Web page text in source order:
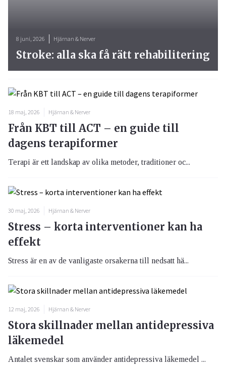
8 juni, 2026 Hjärnan & Nerver
Stroke: alla ska få rätt rehabilitering
18 maj, 2026 Hjärnan & Nerver
Från KBT till ACT – en guide till
dagens terapiformer
Terapi är ett landskap av olika metoder, traditioner oc...
30 maj, 2026 Hjärnan & Nerver
Stress – korta interventioner kan ha
effekt
Stress är en av de vanligaste orsakerna till nedsatt hä...
12 maj, 2026 Hjärnan & Nerver
Stora skillnader mellan antidepressiva
läkemedel
Antalet svenskar som använder antidepressiva läkemedel ...